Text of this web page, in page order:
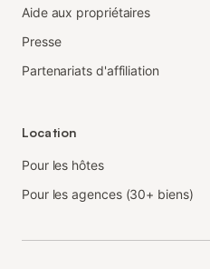
Aide aux propriétaires
Presse
Partenariats d'affiliation
Location
Pour les hôtes
Pour les agences (30+ biens)